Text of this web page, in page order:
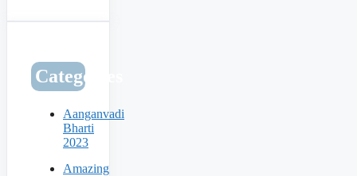
Categories
Aanganvadi
Bharti
2023
Amazing